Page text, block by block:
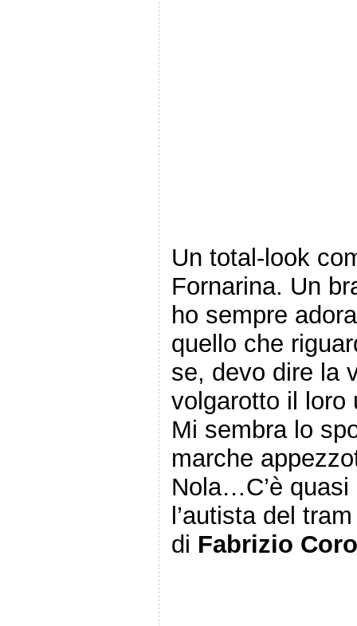
Un total-look
Fornarina. Un
ho sempre
quello che
se, devo dire la
volgarotto il loro
Mi sembra lo
marche
Nola…C’è
l’autista del
di Fabrizio